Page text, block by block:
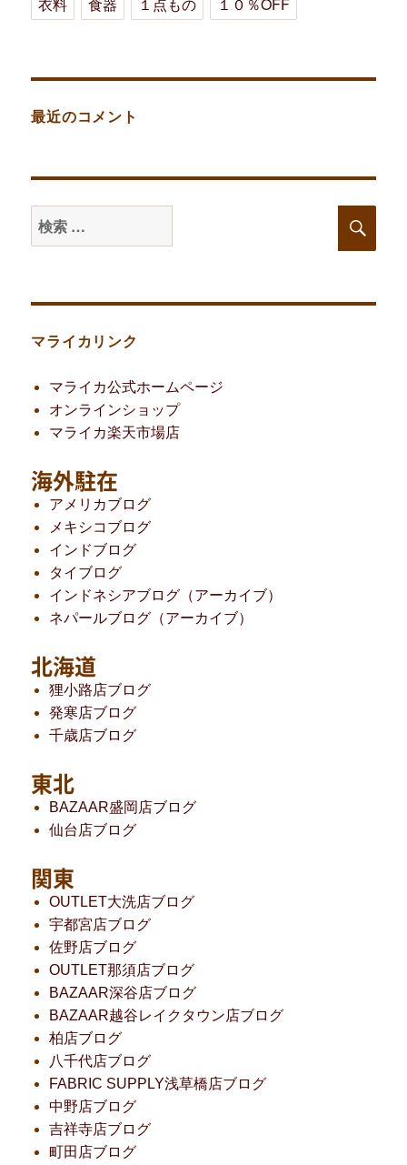
最近のコメント
検
マライカリンク
マライカ公式ホームページ
オンラインショップ
マライカ楽天市場店
海外駐在
アメリカブログ
メキシコブログ
インドブログ
タイブログ
インドネシアブログ（アーカイブ）
ネパールブログ（アーカイブ）
北海道
狸小路店ブログ
発寒店ブログ
千歳店ブログ
東北
BAZAAR盛岡店ブログ
仙台店ブログ
関東
OUTLET大洗店ブログ
宇都宮店ブログ
佐野店ブログ
OUTLET那須店ブログ
BAZAAR深谷店ブログ
BAZAAR越谷レイクタウン店ブログ
柏店ブログ
八千代店ブログ
FABRIC SUPPLY浅草橋店ブログ
中野店ブログ
吉祥寺店ブログ
町田店ブログ